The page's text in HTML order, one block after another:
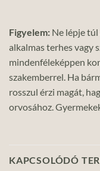
Figyelem: Ne lépje
alkalmas terhes vagy
mindenféleképpen
szakemberrel. Ha
rosszul érzi magát,
orvosához.
KAPCSOLÓDÓ